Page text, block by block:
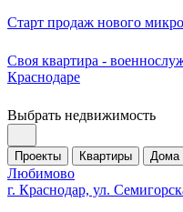
Старт продаж нового
Своя квартира -
Краснодаре
Выбрать недвижимость
Проекты Квартиры Дома
Любимово
г. Краснодар, ул.